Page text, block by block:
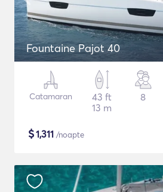
Fountaine Pajot 40
Catamaran
43 ft
13 m
8
$1,311 /noapte